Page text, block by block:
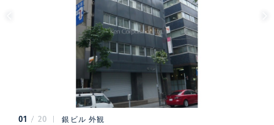
01 20 銀ビル 外観